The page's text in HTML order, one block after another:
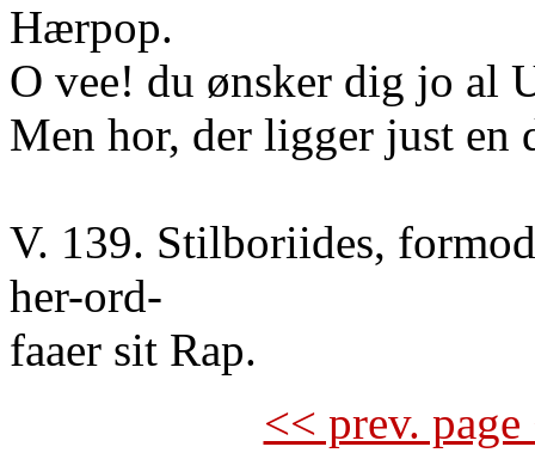
Hærpop.
O vee! du ønsker dig jo al
Men hor, der ligger just en
V. 139. Stilboriides,
her-ord-
faaer sit Rap.
<< prev.